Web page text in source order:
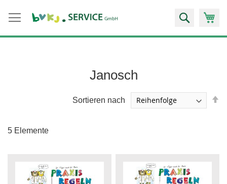
Zum
Inhalt
springen
Suche
Janosch
5 Elemente
Sortieren nach